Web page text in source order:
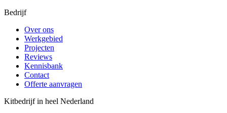
Bedrijf
Over ons
Werkgebied
Projecten
Reviews
Kennisbank
Contact
Offerte aanvragen
Kitbedrijf in heel Nederland